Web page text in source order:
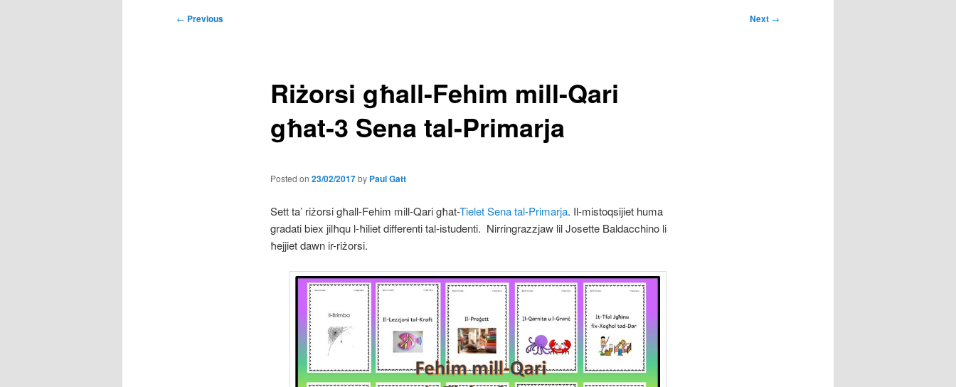
Post
← Previous Next →
Riżorsi għall-Fehim mill-Qari
għat-3 Sena tal-Primarja
Posted on 23/02/2017by Paul Gatt
Sett ta’ riżorsi għall-Fehim mill-Qari għat-Tielet Sena tal-Primarja. Il-mistoqsijiet huma
gradati biex jilħqu l-ħiliet differenti tal-istudenti. Nirringrazzjaw lil Josette Baldacchino li
ħejjiet dawn ir-riżorsi.